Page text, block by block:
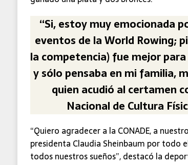
“Si, estoy muy emocionada
eventos de la World Rowing;
la competencia) fue mejor
y sólo pensaba en mi familia,
quien acudió al certamen
Nacional de Cultura
“Quiero agradecer a la CONADE, a
presidenta Claudia Sheinbaum por todo
todos nuestros sueños”, destacó la